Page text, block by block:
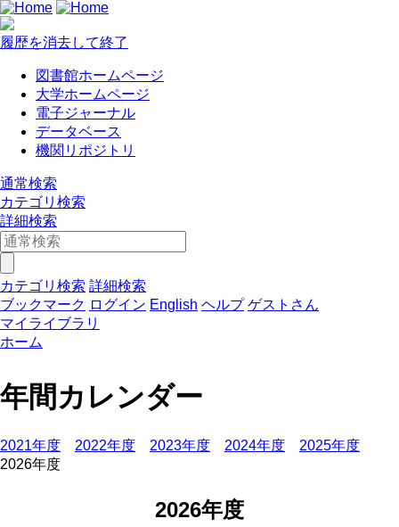
履歴を消去して終了
図書館ホームページ
大学ホームページ
電子ジャーナル
データベース
機関リポジトリ
通常検索
カテゴリ検索
詳細検索
カテゴリ検索 詳細検索
ブックマーク ログイン English ヘルプ ゲストさん
マイライブラリ
ホーム
年間カレンダー
2021年度 2022年度 2023年度 2024年度
2025年度
2026年度
2026年度